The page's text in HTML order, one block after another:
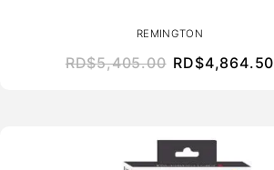
REMINGTON
RD$5,405.00 RD$4,864.50